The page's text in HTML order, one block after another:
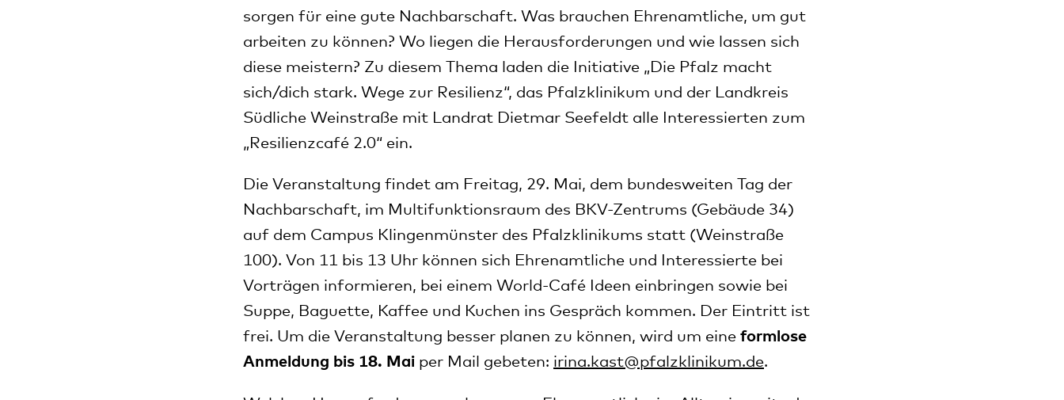
sorgen für eine gute Nachbarschaft. Was brauchen Ehrenamtliche, um gut
arbeiten zu können? Wo liegen die Herausforderungen und wie lassen sich
diese meistern? Zu diesem Thema laden die Initiative „Die Pfalz macht
sich/dich stark. Wege zur Resilienz“, das Pfalzklinikum und der Landkreis
Südliche Weinstraße mit Landrat Dietmar Seefeldt alle Interessierten zum
„Resilienzcafé 2.0“ ein.
Die Veranstaltung findet am Freitag, 29. Mai, dem bundesweiten Tag der
Nachbarschaft, im Multifunktionsraum des BKV-Zentrums (Gebäude 34)
auf dem Campus Klingenmünster des Pfalzklinikums statt (Weinstraße
100). Von 11 bis 13 Uhr können sich Ehrenamtliche und Interessierte bei
Vorträgen informieren, bei einem World-Café Ideen einbringen sowie bei
Suppe, Baguette, Kaffee und Kuchen ins Gespräch kommen. Der Eintritt ist
frei. Um die Veranstaltung besser planen zu können, wird um eine formlose
Anmeldung bis 18. Mai per Mail gebeten: irina.kast@pfalzklinikum.de.